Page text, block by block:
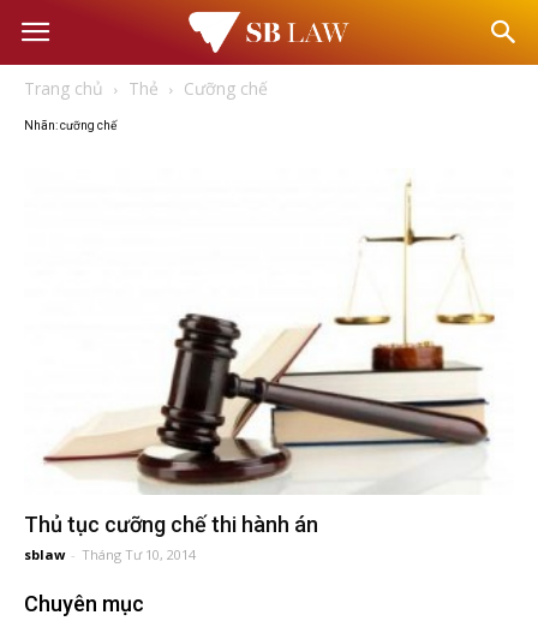
Văn
đầu
Trang chủ Thẻ Cưỡng chế
Nhãn: cưỡng chế
Thủ tục cưỡng chế thi hành án
sblaw - Tháng Tư 10, 2014
Chuyên mục